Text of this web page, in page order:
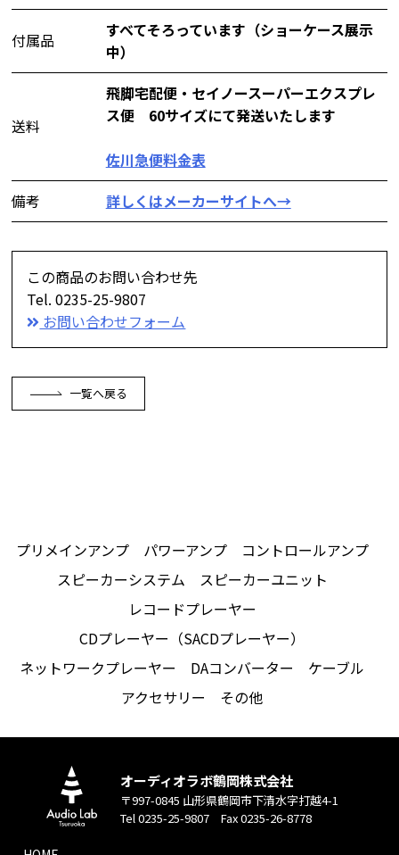
付属品
すべてそろっています（ショーケース展示
中）
送料
飛脚宅配便・セイノースーパーエクスプレ
ス便 60サイズにて発送いたします
佐川急便料金表
備考
詳しくはメーカーサイトへ→
この商品のお問い合わせ先
Tel. 0235-25-9807
お問い合わせフォーム
一覧へ戻る
プリメインアンプ パワーアンプ
コントロールアンプ
スピーカーシステム
スピーカーユニット
レコードプレーヤー
CDプレーヤー（SACDプレーヤー）
ネットワークプレーヤー
DAコンバーター
ケーブル
アクセサリー
その他
オーディオラボ鶴岡株式会社
〒997-0845 山形県鶴岡市下清水字打越4-1
Tel 0235-25-9807 Fax 0235-26-8778